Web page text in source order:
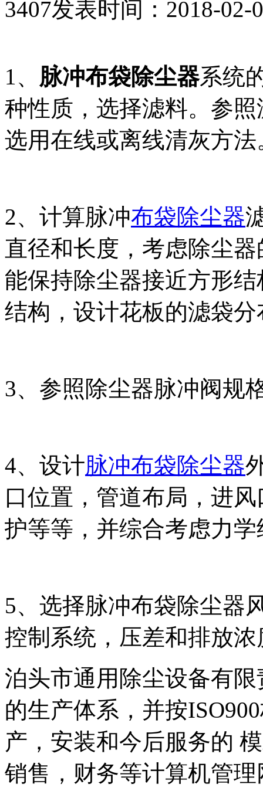
3407发表时间：2018-02-
1、 脉冲布袋除尘器系统
种性质，选择滤料。参
选用在线或离线清灰方
2、计算脉冲布袋除尘器
直径和长度，考虑除尘
能保持除尘器接近方形
结构，设计花板的滤袋分
3、参照除尘器脉冲阀规
4、设计脉冲布袋除尘器
口位置，管道布局，进
护等等，并综合考虑力学
5、选择脉冲布袋除尘器
控制系统，压差和排放
泊头市通用除尘设备有
的生产体系，并按
产，安装和今后服务的
销售，财务等计算机管